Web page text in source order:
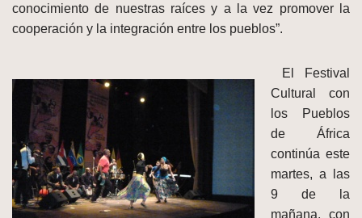
conocimiento de nuestras raíces y a la vez promover la
cooperación y la integración entre los pueblos”.
El Festival
Cultural con
los Pueblos
de África
continúa este
martes, a las
9 de la
mañana, con